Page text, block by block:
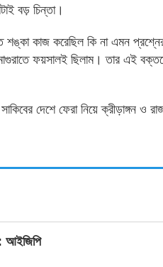
বড় চিন্তা।
শঙ্কা কাজ করেছিল কি না এমন
ফয়সালই ছিলাম। তার এই
দেশে ফেরা নিয়ে ক্রীড়াঙ্গন
আইজিপি